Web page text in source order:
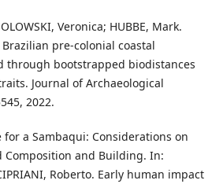
Veronica; HUBBE, Mark.
pre-colonial coastal
through bootstrapped biodistances
Journal of Archaeological
2022.
for a Sambaqui: Considerations on
Composition and Building. In:
Roberto. Early human impact